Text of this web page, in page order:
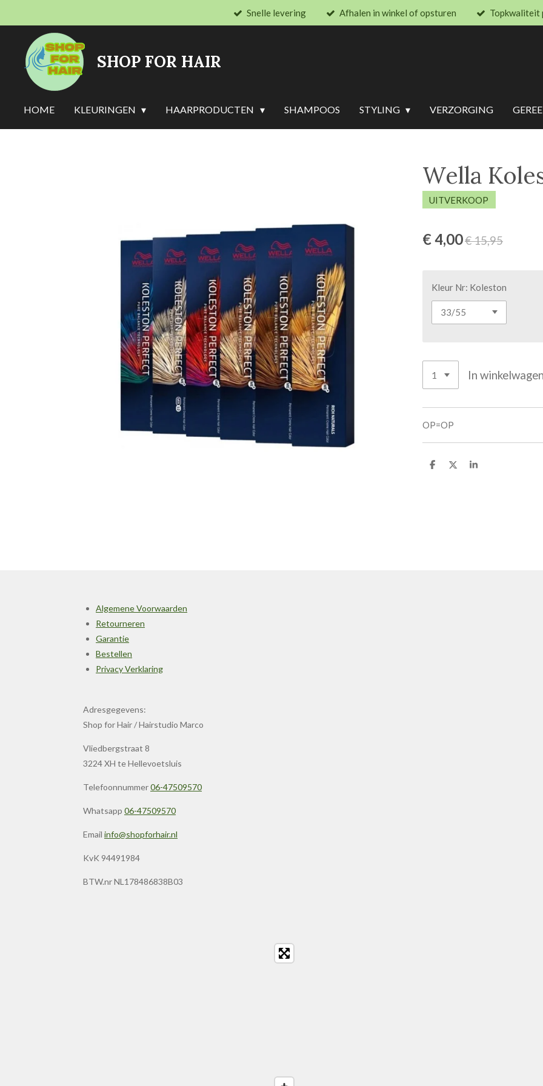
hoofdinhoud
Snelle levering Afhalen in winkel of opsturen Topkwaliteit
SHOP FOR HAIR
HOME KLEURINGEN HAARPRODUCTEN SHAMPOOS STYLING VERZORGING
Wella
UITVERKOOP
€ 4,00€ 15,95
Kleur Nr: Koleston
In
OP=OP
D
D
S
Algemene Voorwaarden
Retourneren
Garantie
Bestellen
Privacy Verklaring
Adresgegevens:
Shop for Hair / Hairstudio Marco
Vliedbergstraat 8
3224 XH te Hellevoetsluis
Telefoonnummer06-47509570
Whatsapp 06-47509570
Email info@shopforhair.nl
KvK 94491984
BTW.nr NL178486838B03